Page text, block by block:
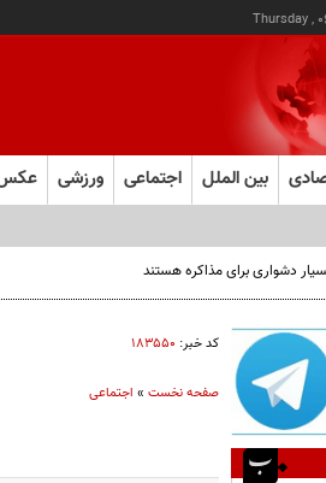
Thursday ,
بین الملل اجتماعی ورزشی
دشواری برای مذاکره هستند
کد خبر: ۱۸۳۵۵۰
صفحه نخست» اجتماعی